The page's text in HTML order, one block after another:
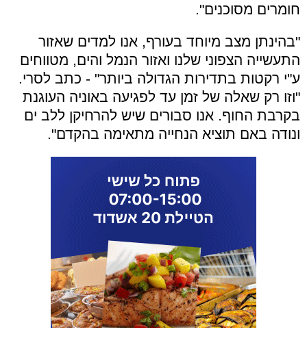
חומרים מסוכנים".
"בהינתן מצב מיוחד בעורף, אנו למדים שאזור
התעשייה הצפוני שלנו ואזור הנמל והים, מטווחים
ע"י רקטות בתדירות הגדולה ביותר" - כתב לסרי.
"וזו רק שאלה של זמן עד לפגיעה באוניה העוגנת
בקרבת החוף. אנו סבורים שיש להרחיקן ללב ים
ונודה באם תוציא הנחייה מתאימה בהקדם".